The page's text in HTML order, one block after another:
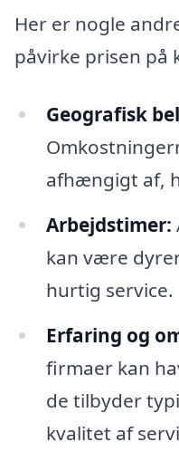
Her er nogle
påvirke prisen på
Geografisk
afhængigt af,
Arbejdstimer:
kan være
hurtig service.
Erfaring og
firmaer kan
de tilbyder
kvalitet af